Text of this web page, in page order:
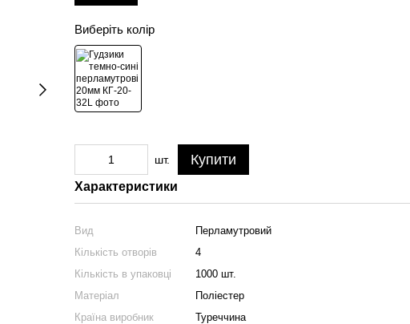
Виберіть колір
шт. Купити
Характеристики
Вид
Перламутровий
Кількість отворів
4
Кількість в упаковці
1000 шт.
Матеріал
Поліестер
Країна виробник
Туреччина